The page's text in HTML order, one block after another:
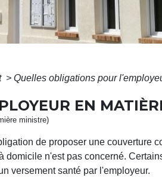
> Quelles obligations pour
EN
ministre)
de proposer une couverture
n'est pas concerné.
versement santé par l'employeur.